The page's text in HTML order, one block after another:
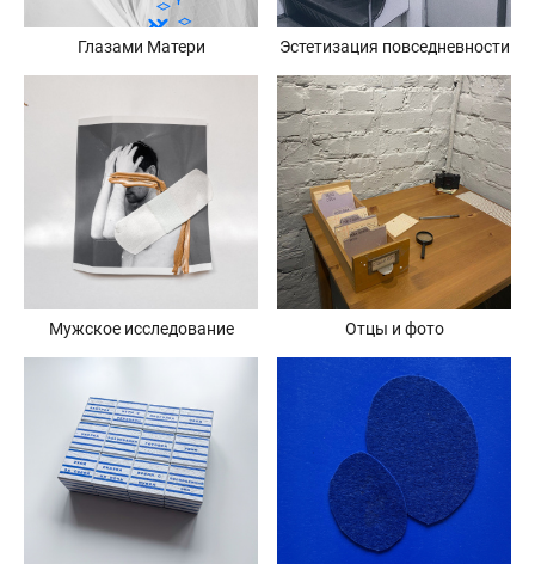
Глазами Матери Эстетизация повседневности
Мужское исследование Отцы и фото